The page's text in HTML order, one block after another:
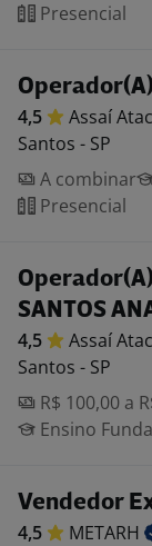
Presencial
4,5 Assaí
Santos - SP
A combinar
Presencial
SANTOS
4,5 Assaí
Santos - SP
R$ 100,00 a
Ensino
Vendedor
4,5
METARH